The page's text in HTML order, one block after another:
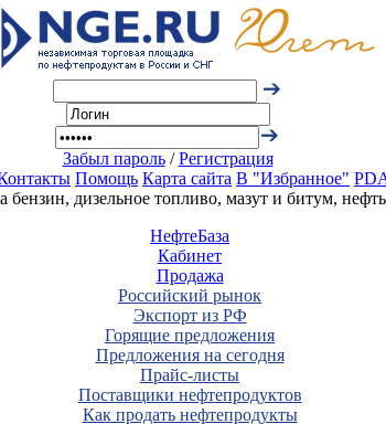
Забыл пароль/Регистрация
Помощь Карта сайта В "Избранное"
дизельное топливо, мазут и битум,
НефтеБаза
Кабинет
Продажа
Российский рынок
Экспорт из РФ
Горящие предложения
Предложения на сегодня
Прайс-листы
Поставщики нефтепродуктов
Как продать нефтепродукты